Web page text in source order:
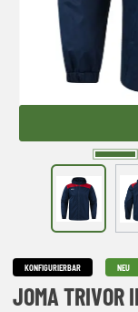
KONFIGURIERBAR NEU
JOMA TRIVOR